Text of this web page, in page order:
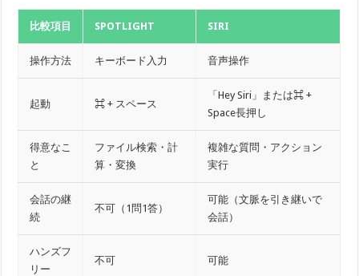
比較項目 SPOTLIGHT SIRI
操作方法 キーボード入力 音声操作
起動 ⌘ + スペース
「Hey Siri」または⌘ +
Space長押し
得意なこ
と
ファイル検索・計
算・変換
複雑な質問・アクション
実行
会話の継
続
不可（1問1答）
可能（文脈を引き継いで
会話）
ハンズフ
リー
不可 可能